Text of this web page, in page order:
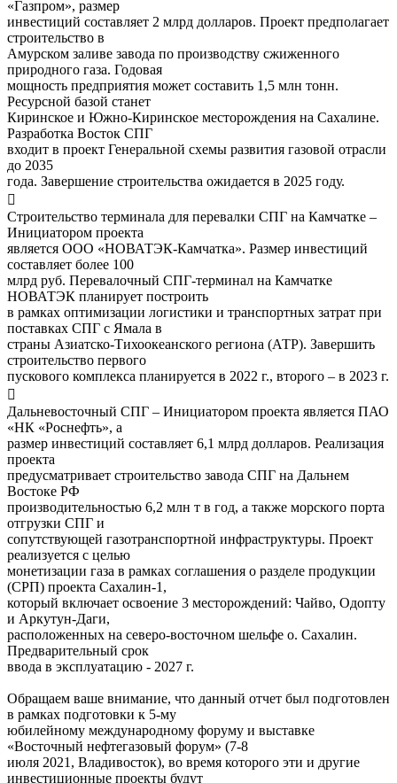
«Газпром», размер
инвестиций составляет 2 млрд долларов. Проект предполагает
строительство в
Амурском заливе завода по производству сжиженного
природного газа. Годовая
мощность предприятия может составить 1,5 млн тонн.
Ресурсной базой станет
Киринское и Южно-Киринское месторождения на Сахалине.
Разработка Восток СПГ
входит в проект Генеральной схемы развития газовой отрасли
до 2035
года. Завершение строительства ожидается в 2025 году.

Строительство терминала для перевалки СПГ на Камчатке –
Инициатором проекта
является ООО «НОВАТЭК-Камчатка». Размер инвестиций
составляет более 100
млрд руб. Перевалочный СПГ-терминал на Камчатке
НОВАТЭК планирует построить
в рамках оптимизации логистики и транспортных затрат при
поставках СПГ с Ямала в
страны Азиатско-Тихоокеанского региона (АТР). Завершить
строительство первого
пускового комплекса планируется в 2022 г., второго – в 2023 г.

Дальневосточный СПГ – Инициатором проекта является ПАО
«НК «Роснефть», а
размер инвестиций составляет 6,1 млрд долларов. Реализация
проекта
предусматривает строительство завода СПГ на Дальнем
Востоке РФ
производительностью 6,2 млн т в год, а также морского порта
отгрузки СПГ и
сопутствующей газотранспортной инфраструктуры. Проект
реализуется с целью
монетизации газа в рамках соглашения о разделе продукции
(СРП) проекта Сахалин-1,
который включает освоение 3 месторождений: Чайво, Одопту
и Аркутун-Даги,
расположенных на северо-восточном шельфе о. Сахалин.
Предварительный срок
ввода в эксплуатацию - 2027 г.
Обращаем ваше внимание, что данный отчет был подготовлен
в рамках подготовки к 5-му
юбилейному международному форуму и выставке
«Восточный нефтегазовый форум» (7-8
июля 2021, Владивосток), во время которого эти и другие
инвестиционные проекты будут